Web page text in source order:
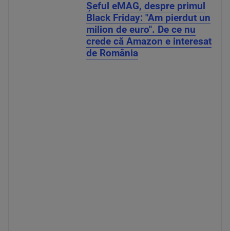
Șeful eMAG, despre primul
Black Friday: "Am pierdut un
milion de euro". De ce nu
crede că Amazon e interesat
de România